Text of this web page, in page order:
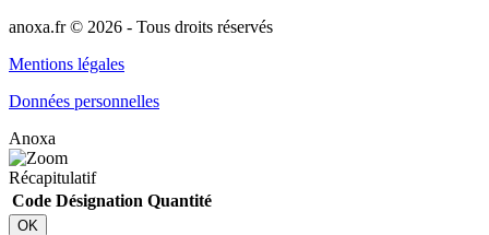
anoxa.fr © 2026 - Tous droits réservés
Mentions légales
Données personnelles
Anoxa
Récapitulatif
Code Désignation Quantité
OK